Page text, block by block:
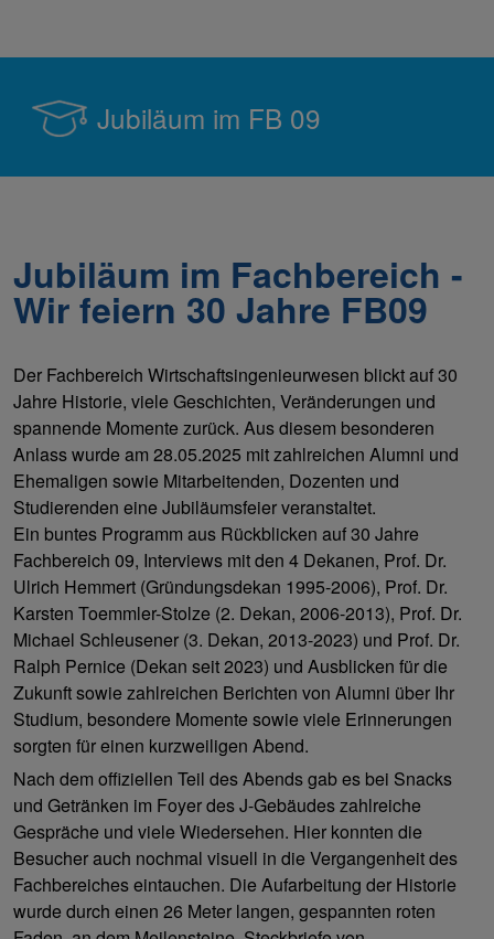
Jubiläum im FB 09
Jubiläum im Fachbereich -
Wir feiern 30 Jahre FB09
Der Fachbereich Wirtschaftsingenieurwesen blickt auf 30
Jahre Historie, viele Geschichten, Veränderungen und
spannende Momente zurück. Aus diesem besonderen
Anlass wurde am 28.05.2025 mit zahlreichen Alumni und
Ehemaligen sowie Mitarbeitenden, Dozenten und
Studierenden eine Jubiläumsfeier veranstaltet.
Ein buntes Programm aus Rückblicken auf 30 Jahre
Fachbereich 09, Interviews mit den 4 Dekanen, Prof. Dr.
Ulrich Hemmert (Gründungsdekan 1995-2006), Prof. Dr.
Karsten Toemmler-Stolze (2. Dekan, 2006-2013), Prof. Dr.
Michael Schleusener (3. Dekan, 2013-2023) und Prof. Dr.
Ralph Pernice (Dekan seit 2023) und Ausblicken für die
Zukunft sowie zahlreichen Berichten von Alumni über Ihr
Studium, besondere Momente sowie viele Erinnerungen
sorgten für einen kurzweiligen Abend.
Nach dem offiziellen Teil des Abends gab es bei Snacks
und Getränken im Foyer des J-Gebäudes zahlreiche
Gespräche und viele Wiedersehen. Hier konnten die
Besucher auch nochmal visuell in die Vergangenheit des
Fachbereiches eintauchen. Die Aufarbeitung der Historie
wurde durch einen 26 Meter langen, gespannten roten